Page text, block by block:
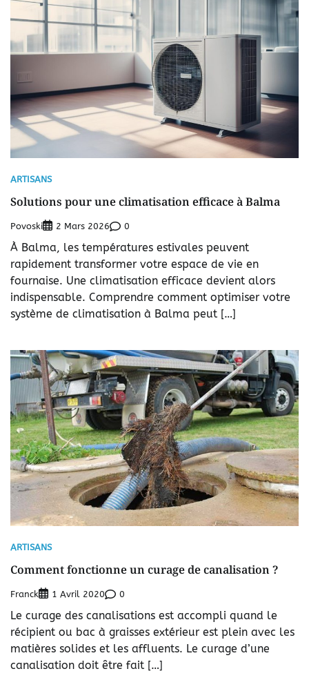
ARTISANS
Solutions pour une climatisation efficace à Balma
Povoski 2 Mars 2026 0
À Balma, les températures estivales peuvent
rapidement transformer votre espace de vie en
fournaise. Une climatisation efficace devient alors
indispensable. Comprendre comment optimiser votre
système de climatisation à Balma peut […]
ARTISANS
Comment fonctionne un curage de canalisation ?
Franck 1 Avril 2020 0
Le curage des canalisations est accompli quand le
récipient ou bac à graisses extérieur est plein avec les
matières solides et les affluents. Le curage d’une
canalisation doit être fait […]